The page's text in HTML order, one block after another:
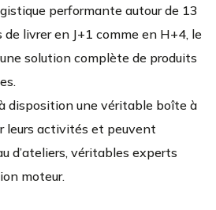
performante autour de 13
livrer en J+1 comme en H+4, le
solution complète de produits
disposition une véritable boîte à
leurs activités et peuvent
d’ateliers, véritables experts
moteur.